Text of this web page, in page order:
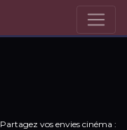
Partagez vos envies cinéma :